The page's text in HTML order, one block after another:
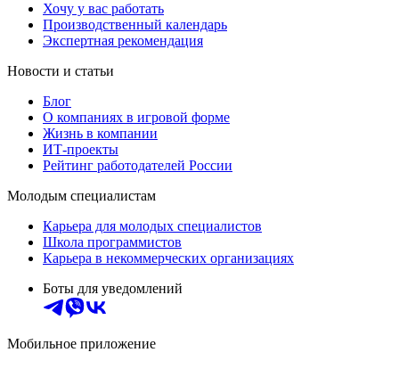
Хочу у вас работать
Производственный календарь
Экспертная рекомендация
Новости и статьи
Блог
О компаниях в игровой форме
Жизнь в компании
ИТ-проекты
Рейтинг работодателей России
Молодым специалистам
Карьера для молодых специалистов
Школа программистов
Карьера в некоммерческих организациях
Боты для уведомлений
Мобильное приложение